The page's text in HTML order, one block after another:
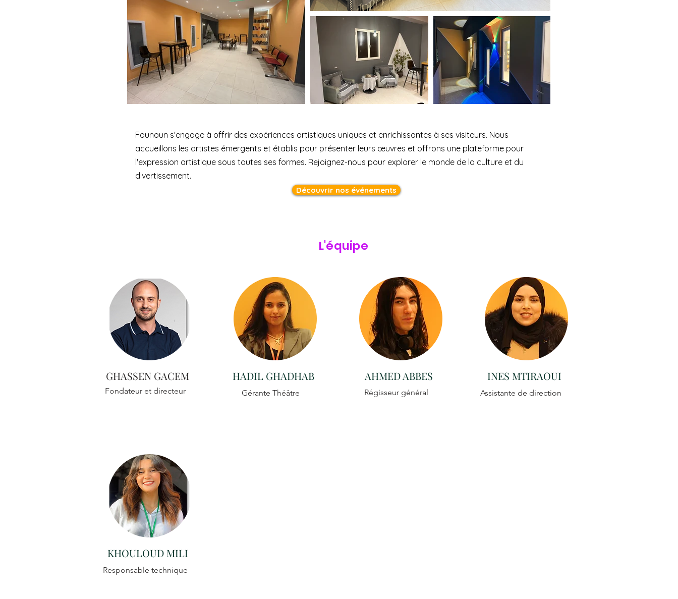
Founoun s'engage à offrir des expériences artistiques uniques et enrichissantes à ses visiteurs. Nous
accueillons les artistes émergents et établis pour présenter leurs œuvres et offrons une plateforme pour
l'expression artistique sous toutes ses formes. Rejoignez-nous pour explorer le monde de la culture et du
divertissement.
Découvrir nos événements
L'équipe
GHASSEN GACEM
Fondateur et directeur
KHOULOUD MILI
Responsable technique
HADIL GHADHAB
Gérante Théâtre
AHMED ABBES
Régisseur général
INES MTIRAOUI
Assistante de direction